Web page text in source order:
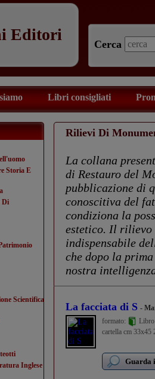
Editori
Cerca
Libri consigliati
Storia E
Di
Scientifica
Inglese
Rilievi Di
La collana
di Restauro del
pubblicazione di
conoscitiva del
condiziona la
estetico. Il rilievo
indispensabile
che dopo la
nostra
La facciata di S -
formato:
Libro
cartella cm
Guarda